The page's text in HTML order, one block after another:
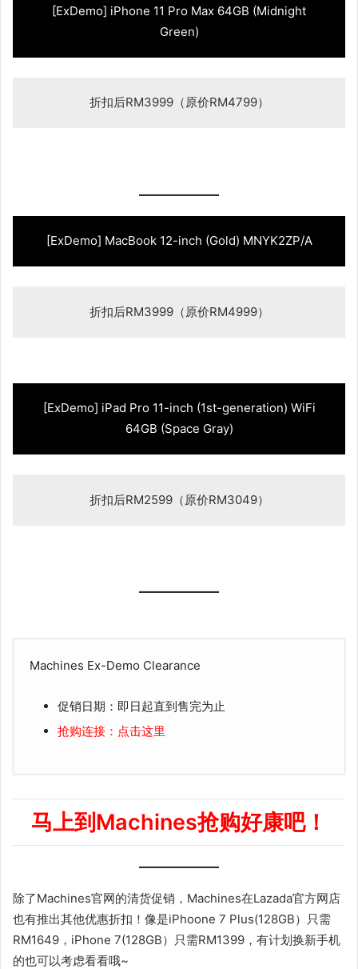
[ExDemo] iPhone 11 Pro Max 64GB (Midnight
Green)
折扣后RM3999（原价RM4799）
[ExDemo] MacBook 12-inch (Gold) MNYK2ZP/A
折扣后RM3999（原价RM4999）
[ExDemo] iPad Pro 11-inch (1st-generation) WiFi
64GB (Space Gray)
折扣后RM2599（原价RM3049）
Machines Ex-Demo Clearance
促销日期：即日起直到售完为止
抢购连接：点击这里
马上到Machines抢购好康吧！
除了Machines官网的清货促销，Machines在Lazada官方网店
也有推出其他优惠折扣！像是iPhoone 7 Plus(128GB）只需
RM1649，iPhone 7(128GB）只需RM1399，有计划换新手机
的也可以考虑看看哦~